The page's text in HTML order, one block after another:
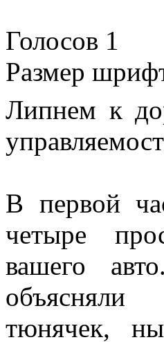
Голосов 1
Размер
Липнем к
В первой
четыре
вашего
объясняли
тюнячек,